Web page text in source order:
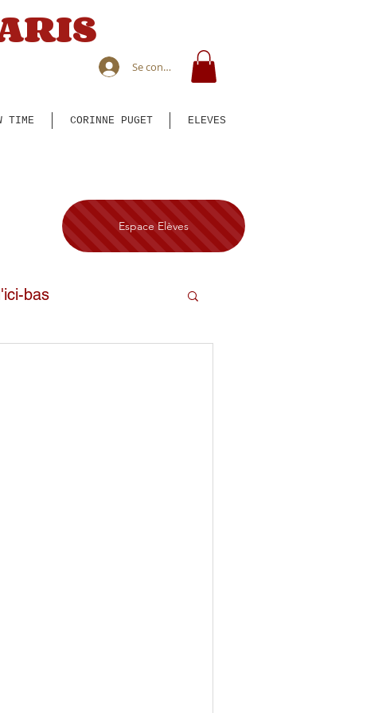
Se connecter
TIME CORINNE PUGET ELEVES
Espace Elèves
bas